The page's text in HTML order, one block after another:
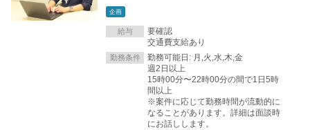
企画
給与
要確認
交通費支給あり
勤務条件
勤務可能日: 月,火,水,木,金
週2日以上
15時00分〜22時00分の間で1日5時
間以上
※案件に応じて勤務時間が流動的に
なることがあります。詳細は面談時
にお話しします。